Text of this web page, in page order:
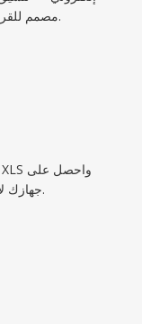
مصمم للقراءة السريعة على الأجهزة المحمولة.
PDB — جهازك لا يتعامل إلا مع التحميل.